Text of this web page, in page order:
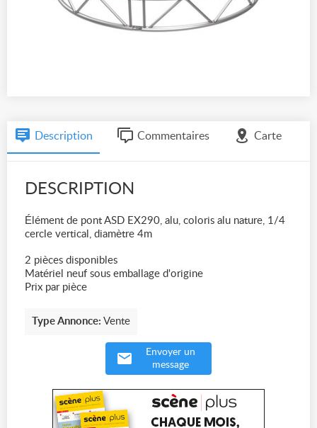
Description Commentaires Carte
DESCRIPTION
Élément de pont ASD EX290, alu, coloris alu nature, 1/4
cercle vertical, diamètre 4m
2 pièces disponibles
Matériel neuf sous emballage d'origine
Prix par pièce
Type Annonce: Vente
Envoyer un
message